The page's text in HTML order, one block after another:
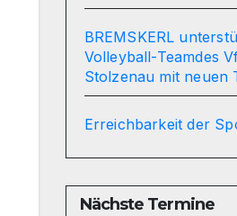
BREMSKERL
Volleyball-Teamdes
Stolzenau mit neuen
Erreichbarkeit der
Nächste Termine